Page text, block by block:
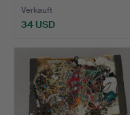
Verkauft
34 USD